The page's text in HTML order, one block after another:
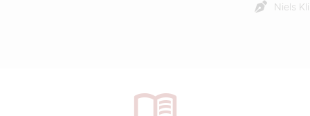
Niels